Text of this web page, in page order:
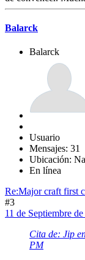
Balarck
Balarck
Usuario
Mensajes: 31
Ubicación:
En línea
Re:Major craft first
#3
11 de Septiembre
Cita de: Jip
PM